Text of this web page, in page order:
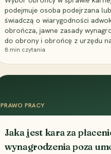
podejmuje osoba podejrzana
świadczą o wiarygodności
obrończa, jawne zasady
do obrony i obrońcę z urzędu
8 min czytania
PRAWO PRACY
Jaka jest kara za
wynagrodzenia poza